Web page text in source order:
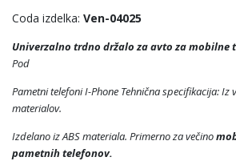
Coda izdelka: Ven-04025
Univerzalno trdno držalo za avto za mobilne
Pod
Pametni telefoni I-Phone Tehnična specifikacija: Iz
materialov.
Izdelano iz ABS materiala. Primerno za večino
pametnih telefonov.